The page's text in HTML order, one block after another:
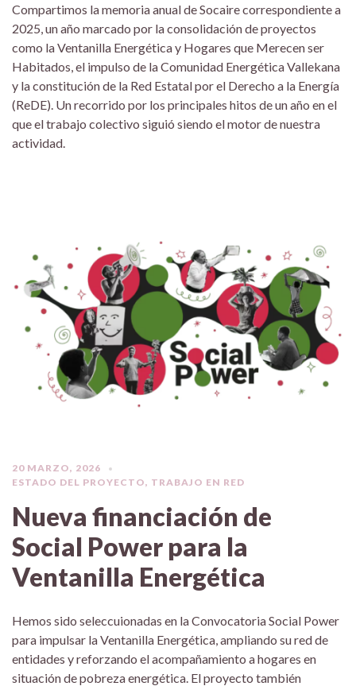
Compartimos la memoria anual de Socaire correspondiente a
2025, un año marcado por la consolidación de proyectos
como la Ventanilla Energética y Hogares que Merecen ser
Habitados, el impulso de la Comunidad Energética Vallekana
y la constitución de la Red Estatal por el Derecho a la Energía
(ReDE). Un recorrido por los principales hitos de un año en el
que el trabajo colectivo siguió siendo el motor de nuestra
actividad.
20 MARZO, 2026
ESTADO DEL PROYECTO, TRABAJO EN RED
Nueva financiación de
Social Power para la
Ventanilla Energética
Hemos sido seleccuionadas en la Convocatoria Social Power
para impulsar la Ventanilla Energética, ampliando su red de
entidades y reforzando el acompañamiento a hogares en
situación de pobreza energética. El proyecto también